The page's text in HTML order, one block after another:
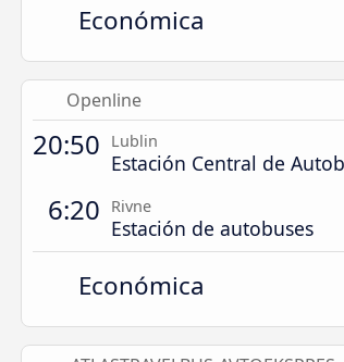
Económica
Openline
20:50 Lublin
Estación Central de
6:20 Rivne
Estación de autobuses
Económica